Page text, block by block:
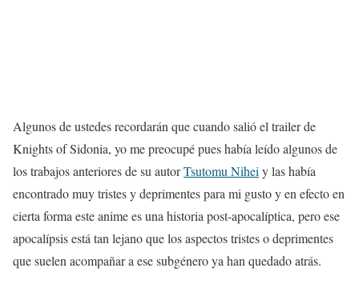
Algunos de ustedes recordarán que cuando salió el trailer de
Knights of Sidonia, yo me preocupé pues había leído algunos de
los trabajos anteriores de su autorTsutomu Nihei y las había
encontrado muy tristes y deprimentes para mi gusto y en efecto en
cierta forma este anime es una historia post-apocalíptica, pero ese
apocalípsis está tan lejano que los aspectos tristes o deprimentes
que suelen acompañar a ese subgénero ya han quedado atrás.